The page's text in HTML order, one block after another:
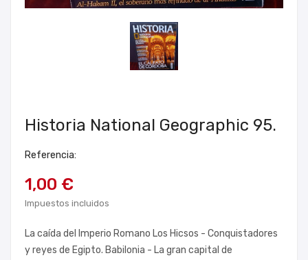
Historia National Geographic 95.
Referencia:
1,00 €
Impuestos incluidos
La caída del Imperio Romano Los Hicsos - Conquistadores
y reyes de Egipto. Babilonia - La gran capital de